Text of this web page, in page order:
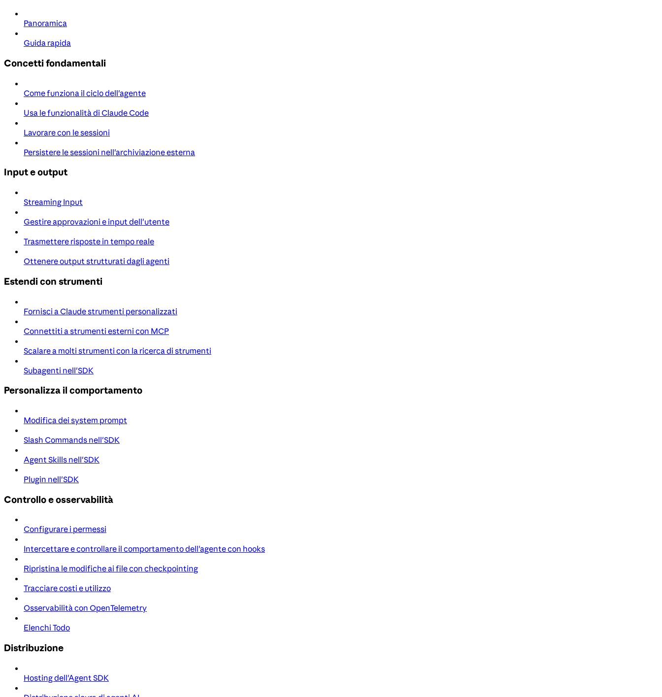
Panoramica
Guida rapida
Concetti fondamentali
Come funziona il ciclo dell'agente
Usa le funzionalità di Claude Code
Lavorare con le sessioni
Persistere le sessioni nell'archiviazione esterna
Input e output
Streaming Input
Gestire approvazioni e input dell'utente
Trasmettere risposte in tempo reale
Ottenere output strutturati dagli agenti
Estendi con strumenti
Fornisci a Claude strumenti personalizzati
Connettiti a strumenti esterni con MCP
Scalare a molti strumenti con la ricerca di strumenti
Subagenti nell'SDK
Personalizza il comportamento
Modifica dei system prompt
Slash Commands nell'SDK
Agent Skills nell'SDK
Plugin nell'SDK
Controllo e osservabilità
Configurare i permessi
Intercettare e controllare il comportamento dell'agente con hooks
Ripristina le modifiche ai file con checkpointing
Tracciare costi e utilizzo
Osservabilità con OpenTelemetry
Elenchi Todo
Distribuzione
Hosting dell'Agent SDK